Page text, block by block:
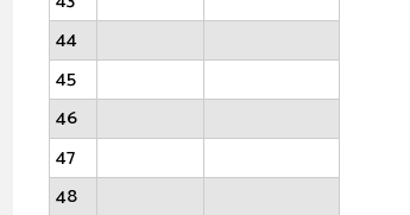
44
45
46
47
48